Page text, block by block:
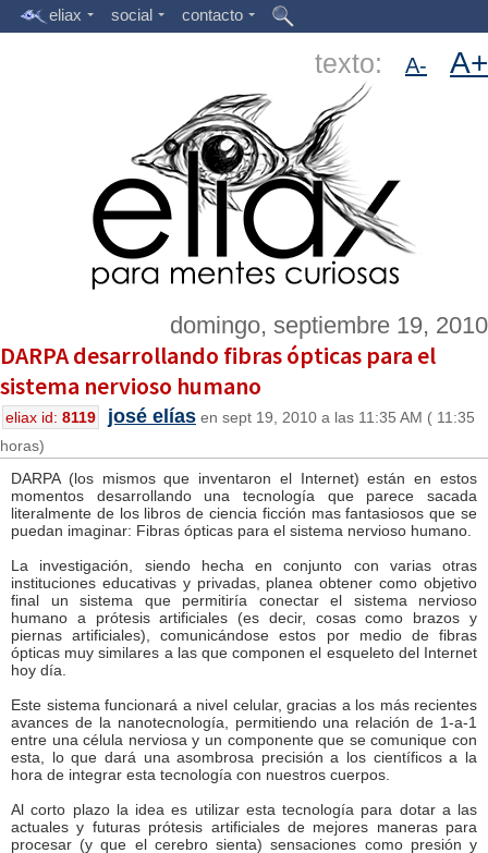
eliax social contacto
texto: A- A+
domingo, septiembre 19, 2010
DARPA desarrollando fibras ópticas para el
sistema nervioso humano
eliax id: 8119 josé elías en sept 19, 2010 a las 11:35 AM ( 11:35
horas)
DARPA (los mismos que inventaron el Internet) están en estos
momentos desarrollando una tecnología que parece sacada
literalmente de los libros de ciencia ficción mas fantasiosos que se
puedan imaginar: Fibras ópticas para el sistema nervioso humano.
La investigación, siendo hecha en conjunto con varias otras
instituciones educativas y privadas, planea obtener como objetivo
final un sistema que permitiría conectar el sistema nervioso
humano a prótesis artificiales (es decir, cosas como brazos y
piernas artificiales), comunicándose estos por medio de fibras
ópticas muy similares a las que componen el esqueleto del Internet
hoy día.
Este sistema funcionará a nivel celular, gracias a los más recientes
avances de la nanotecnología, permitiendo una relación de 1-a-1
entre una célula nerviosa y un componente que se comunique con
esta, lo que dará una asombrosa precisión a los científicos a la
hora de integrar esta tecnología con nuestros cuerpos.
Al corto plazo la idea es utilizar esta tecnología para dotar a las
actuales y futuras prótesis artificiales de mejores maneras para
procesar (y que el cerebro sienta) sensaciones como presión y